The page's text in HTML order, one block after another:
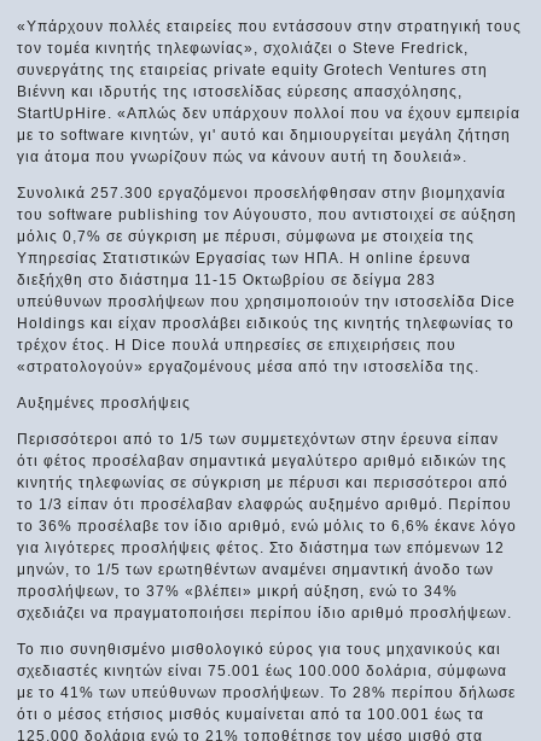
«Υπάρχουν πολλές εταιρείες που εντάσσουν στην στρατηγική τους
τον τομέα κινητής τηλεφωνίας», σχολιάζει ο Steve Fredrick,
συνεργάτης της εταιρείας private equity Grotech Ventures στη
Βιέννη και ιδρυτής της ιστοσελίδας εύρεσης απασχόλησης,
StartUpHire. «Απλώς δεν υπάρχουν πολλοί που να έχουν εμπειρία
με το software κινητών, γι' αυτό και δημιουργείται μεγάλη ζήτηση
για άτομα που γνωρίζουν πώς να κάνουν αυτή τη δουλειά».
Συνολικά 257.300 εργαζόμενοι προσελήφθησαν στην βιομηχανία
του software publishing τον Αύγουστο, που αντιστοιχεί σε αύξηση
μόλις 0,7% σε σύγκριση με πέρυσι, σύμφωνα με στοιχεία της
Υπηρεσίας Στατιστικών Εργασίας των ΗΠΑ. Η online έρευνα
διεξήχθη στο διάστημα 11-15 Οκτωβρίου σε δείγμα 283
υπεύθυνων προσλήψεων που χρησιμοποιούν την ιστοσελίδα Dice
Holdings και είχαν προσλάβει ειδικούς της κινητής τηλεφωνίας το
τρέχον έτος. Η Dice πουλά υπηρεσίες σε επιχειρήσεις που
«στρατολογούν» εργαζομένους μέσα από την ιστοσελίδα της.
Αυξημένες προσλήψεις
Περισσότεροι από το 1/5 των συμμετεχόντων στην έρευνα είπαν
ότι φέτος προσέλαβαν σημαντικά μεγαλύτερο αριθμό ειδικών της
κινητής τηλεφωνίας σε σύγκριση με πέρυσι και περισσότεροι από
το 1/3 είπαν ότι προσέλαβαν ελαφρώς αυξημένο αριθμό. Περίπου
το 36% προσέλαβε τον ίδιο αριθμό, ενώ μόλις το 6,6% έκανε λόγο
για λιγότερες προσλήψεις φέτος. Στο διάστημα των επόμενων 12
μηνών, το 1/5 των ερωτηθέντων αναμένει σημαντική άνοδο των
προσλήψεων, το 37% «βλέπει» μικρή αύξηση, ενώ το 34%
σχεδιάζει να πραγματοποιήσει περίπου ίδιο αριθμό προσλήψεων.
Το πιο συνηθισμένο μισθολογικό εύρος για τους μηχανικούς και
σχεδιαστές κινητών είναι 75.001 έως 100.000 δολάρια, σύμφωνα
με το 41% των υπεύθυνων προσλήψεων. Το 28% περίπου δήλωσε
ότι ο μέσος ετήσιος μισθός κυμαίνεται από τα 100.001 έως τα
125.000 δολάρια ενώ το 21% τοποθέτησε τον μέσο μισθό στα